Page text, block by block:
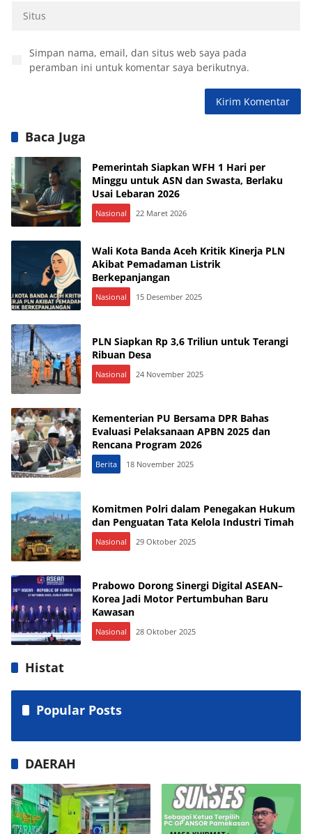
Simpan nama, email, dan situs web saya pada
peramban ini untuk komentar saya berikutnya.
Baca Juga
Pemerintah Siapkan WFH 1 Hari per
Minggu untuk ASN dan Swasta, Berlaku
Usai Lebaran 2026
Nasional 22 Maret 2026
Wali Kota Banda Aceh Kritik Kinerja PLN
Akibat Pemadaman Listrik
Berkepanjangan
Nasional 15 Desember 2025
PLN Siapkan Rp 3,6 Triliun untuk Terangi
Ribuan Desa
Nasional 24 November 2025
Kementerian PU Bersama DPR Bahas
Evaluasi Pelaksanaan APBN 2025 dan
Rencana Program 2026
Berita 18 November 2025
Komitmen Polri dalam Penegakan Hukum
dan Penguatan Tata Kelola Industri Timah
Nasional 29 Oktober 2025
Prabowo Dorong Sinergi Digital ASEAN–
Korea Jadi Motor Pertumbuhan Baru
Kawasan
Nasional 28 Oktober 2025
Histat
Popular Posts
DAERAH